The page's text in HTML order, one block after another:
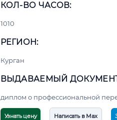
КОЛ-ВО ЧАСОВ:
1010
РЕГИОН:
Курган
ВЫДАВАЕМЫЙ
диплом о профессиональной
Узнать цену Написать в Max